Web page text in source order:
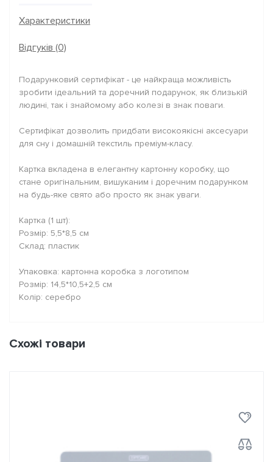
Характеристики
Відгуків (0)
Подарунковий сертифікат - це найкраща можливість
зробити ідеальний та доречний подарунок, як близькій
людині, так і знайомому або колезі в знак поваги.
Сертифікат дозволить придбати високоякісні аксесуари
для сну і домашній текстиль преміум-класу.
Картка вкладена в елегантну картонну коробку, що
стане оригінальним, вишуканим і доречним подарунком
на будь-яке свято або просто як знак уваги.
Картка (1 шт):
Розмір: 5,5*8,5 см
Склад: пластик
Упаковка: картонна коробка з логотипом
Розмір: 14,5*10,5+2,5 см
Колір: серебро
Схожі товари